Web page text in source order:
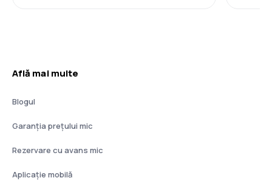
Află mai multe
Blogul
Garanția prețului mic
Rezervare cu avans mic
Aplicație mobilă